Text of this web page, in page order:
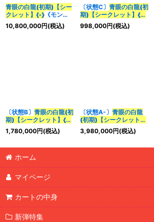
カテゴリ:
青眼の白龍(初期)【シー
クレット】{-} 《モンス
ター》
10,800,000円(税込)
〔状態C〕 青眼の白龍(初
期)【シークレット】{-}
《モンスター》
998,000円(税込)
〔状態B〕 青眼の白龍(初
期)【シークレット】{-}
《モンスター》
1,780,000円(税込)
〔状態A-〕 青眼の白龍
(初期)【シークレット】
{-}《モンスター》
3,980,000円(税込)
ホーム
マイページ
カートの中身
新弾特集